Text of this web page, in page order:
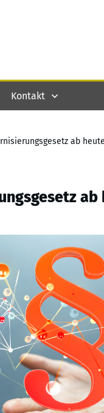
Kontakt
ab